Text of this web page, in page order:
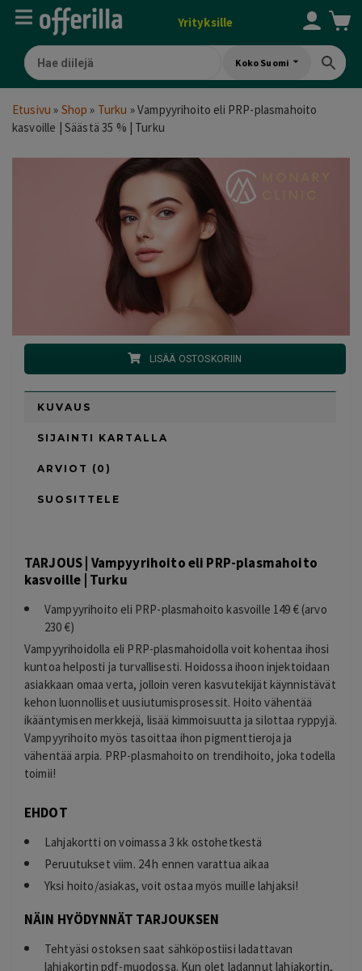
Yrityksille
Koko Suomi
Etusivu » Shop » Turku »Vampyyrihoito eli PRP-plasmahoito
kasvoille | Säästä 35 % | Turku
LISÄÄ OSTOSKORIIN
KUVAUS
SIJAINTI KARTALLA
ARVIOT (0)
SUOSITTELE
TARJOUS | Vampyyrihoito eli PRP-plasmahoito
kasvoille | Turku
Vampyyrihoito eli PRP-plasmahoito kasvoille 149 € (arvo
230 €)
Vampyyrihoidolla eli PRP-plasmahoidolla voit kohentaa ihosi
kuntoa helposti ja turvallisesti. Hoidossa ihoon injektoidaan
asiakkaan omaa verta, jolloin veren kasvutekijät käynnistävät
kehon luonnolliset uusiutumisprosessit. Hoito vähentää
ikääntymisen merkkejä, lisää kimmoisuutta ja silottaa ryppyjä.
Vampyyrihoito myös tasoittaa ihon pigmenttieroja ja
vähentää arpia. PRP-plasmahoito on trendihoito, joka todella
toimii!
EHDOT
Lahjakortti on voimassa 3 kk ostohetkestä
Peruutukset viim. 24 h ennen varattua aikaa
Yksi hoito/asiakas, voit ostaa myös muille lahjaksi!
NÄIN HYÖDYNNÄT TARJOUKSEN
Tehtyäsi ostoksen saat sähköpostiisi ladattavan
lahjakortin pdf-muodossa. Kun olet ladannut lahjakortin,